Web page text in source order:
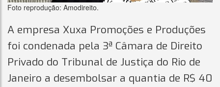
Foto reprodução: Amodireito.
A empresa Xuxa Promoções e Produções
foi condenada pela 3ª Câmara de Direito
Privado do Tribunal de Justiça do Rio de
Janeiro a desembolsar a quantia de R$ 40